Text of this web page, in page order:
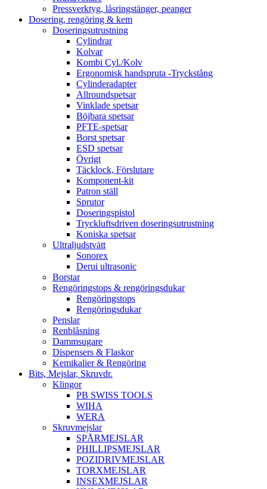
Pressverktyg, låsringstänger, peanger
Dosering, rengöring & kem
Doseringsutrustning
Cylindrar
Kolvar
Kombi Cyl./Kolv
Ergonomisk handspruta -Tryckstång
Cylinderadapter
Allroundspetsar
Vinklade spetsar
Böjbara spetsar
PFTE-spetsar
Borst spetsar
ESD spetsar
Övrigt
Täcklock, Förslutare
Komponent-kit
Patron ställ
Sprutor
Doseringspistol
Tryckluftsdriven doseringsutrustning
Koniska spetsar
Ultraljudstvätt
Sonorex
Derui ultrasonic
Borstar
Rengöringstops & rengöringsdukar
Rengöringstops
Rengöringsdukar
Penslar
Renblåsning
Dammsugare
Dispensers & Flaskor
Kemikalier & Rengöring
Bits, Mejslar, Skruvdr.
Klingor
PB SWISS TOOLS
WIHA
WERA
Skruvmejslar
SPÅRMEJSLAR
PHILLIPSMEJSLAR
POZIDRIVMEJSLAR
TORXMEJSLAR
INSEXMEJSLAR